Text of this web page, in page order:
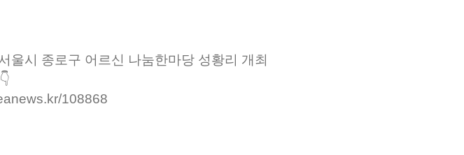
울시 종로구 어르신 나눔한마당 성황리 개최
108868